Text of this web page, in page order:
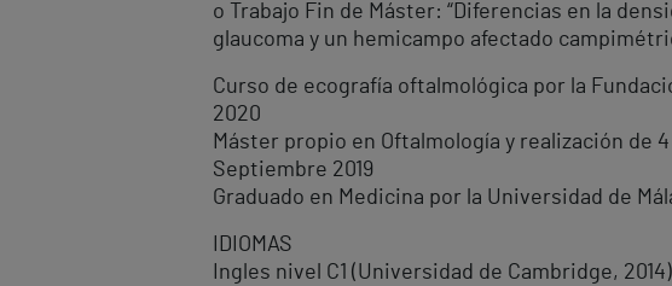
o Trabajo Fin de Máster: “Diferencias en la
glaucoma y un hemicampo afectado
Curso de ecografía oftalmológica por la
2020
Máster propio en Oftalmología y realización de
Septiembre 2019
Graduado en Medicina por la Universidad de
IDIOMAS
Ingles nivel C1 (Universidad de Cambridge,